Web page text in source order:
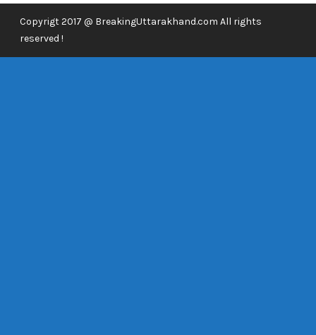
Copyrigt 2017 @ BreakingUttarakhand.com All rights
reserved !